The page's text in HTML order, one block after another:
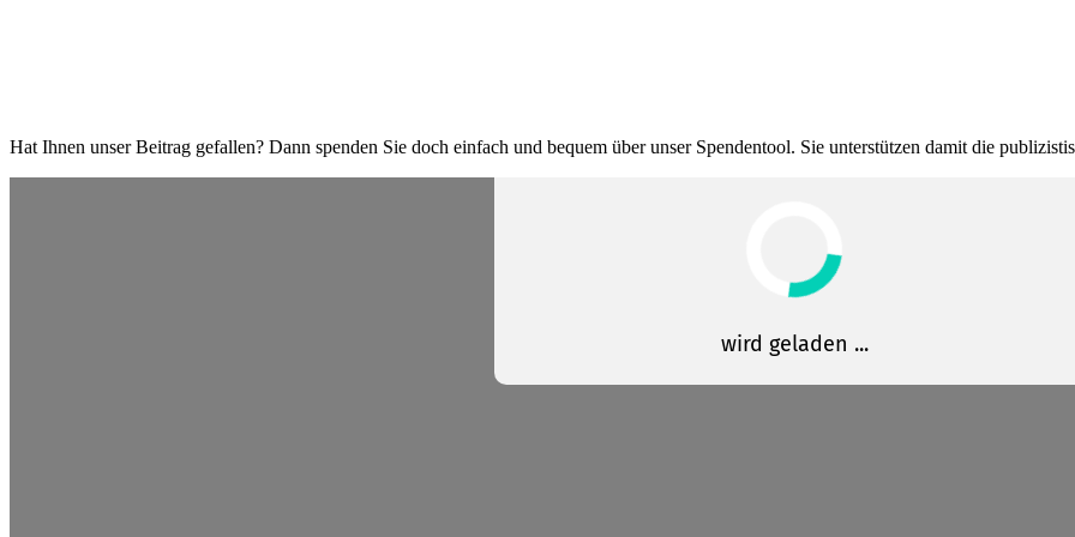
Hat Ihnen unser Beitrag gefallen? Dann spenden Sie doch einfach und bequem über unser Spendentool. Sie unter­stützen damit die